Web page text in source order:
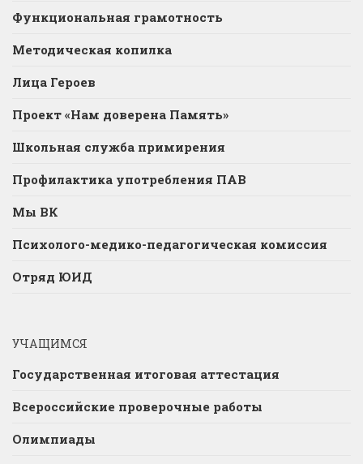
Функциональная грамотность
Методическая копилка
Лица Героев
Проект «Нам доверена Память»
Школьная служба примирения
Профилактика употребления ПАВ
Мы ВК
Психолого-медико-педагогическая комиссия
Отряд ЮИД
УЧАЩИМСЯ
Государственная итоговая аттестация
Всероссийские проверочные работы
Олимпиады